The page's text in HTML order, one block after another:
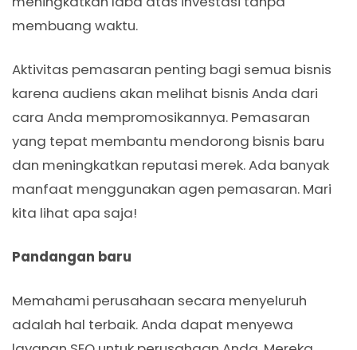
membuang waktu.
Aktivitas pemasaran penting bagi semua bisnis
karena audiens akan melihat bisnis Anda dari
cara Anda mempromosikannya. Pemasaran
yang tepat membantu mendorong bisnis baru
dan meningkatkan reputasi merek. Ada banyak
manfaat menggunakan agen pemasaran. Mari
kita lihat apa saja!
Pandangan baru
Memahami perusahaan secara menyeluruh
adalah hal terbaik. Anda dapat menyewa